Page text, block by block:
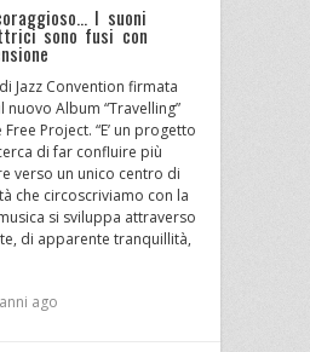
I suoni
sono fusi con
Jazz Convention firmata
nuovo Album “Travelling”
Project. “E’ un progetto
di far confluire più
verso un unico centro di
che circoscriviamo con la
si sviluppa attraverso
di apparente tranquillità,
ago